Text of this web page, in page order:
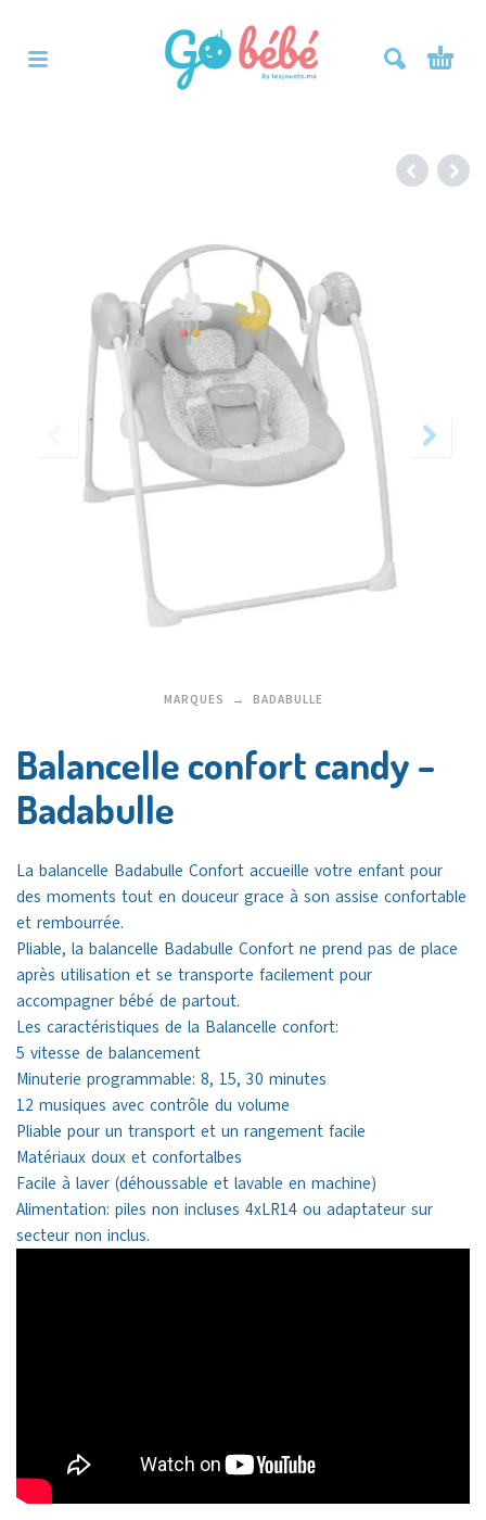
MARQUES BADABULLE
Balancelle confort candy –
Badabulle
La balancelle Badabulle Confort accueille votre enfant pour
des moments tout en douceur grace à son assise confortable
et rembourrée.
Pliable, la balancelle Badabulle Confort ne prend pas de place
après utilisation et se transporte facilement pour
accompagner bébé de partout.
Les caractéristiques de la Balancelle confort:
5 vitesse de balancement
Minuterie programmable: 8, 15, 30 minutes
12 musiques avec contrôle du volume
Pliable pour un transport et un rangement facile
Matériaux doux et confortalbes
Facile à laver (déhoussable et lavable en machine)
Alimentation: piles non incluses 4xLR14 ou adaptateur sur
secteur non inclus.